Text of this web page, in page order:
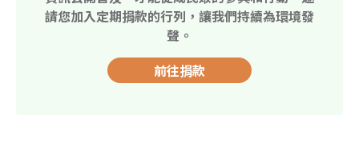
請您加入定期捐款的行列，讓我們持續為環境發
聲。
前往捐款